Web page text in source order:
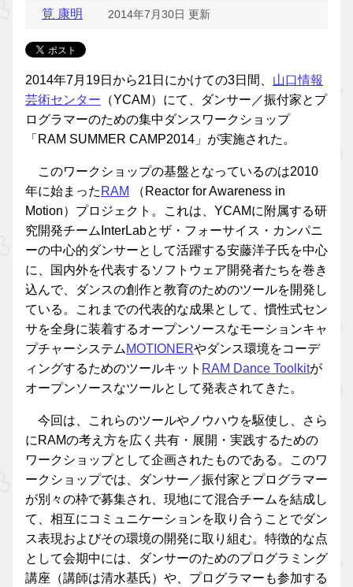
筧 康明 2014年7月30日 更新
2014年7月19日から21日にかけての3日間、 山口情報
芸術センター （YCAM）にて、ダンサー／振付家とプ
ログラマーのための集中ダンスワークショップ
「RAM SUMMER CAMP2014」が実施された。
このワークショップの基盤となっているのは2010
年に始まった RAM
（Reactor for Awareness in
Motion）プロジェクト。これは、YCAMに附属する研
究開発チームInterLabとザ・フォーサイス・カンパニ
ーの中心的ダンサーとして活躍する安藤洋子氏を中心
に、国内外を代表するソフトウェア開発者たちを巻き
込んで、ダンスの創作と教育のためのツールを開発し
ている。これまでの代表的な成果として、慣性式セン
サを全身に装着するオープンソースなモーションキャ
プチャーシステム MOTIONERやダンス環境をコーデ
ィングするためのツールキット RAM Dance Toolkitが
オープンソースなツールとして発表されてきた。
今回は、これらのツールやノウハウを駆使し、さら
にRAMの考え方を広く共有・展開・実践するための
ワークショップとして企画されたものである。このワ
ークショップでは、ダンサー／振付家とプログラマー
が別々の枠で募集され、現地にて混合チームを結成し
て、相互にコミュニケーションを取り合うことでダン
ス表現およびその環境の開発に取り組む。特徴的な点
として会期中には、ダンサーのためのプログラミング
講座（講師は清水基氏）や、プログラマーも参加する